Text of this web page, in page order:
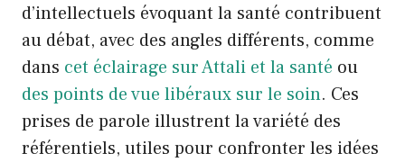
d’intellectuels évoquant la santé contribuent
au débat, avec des angles différents, comme
dans cet éclairage sur Attali et la santé ou
des points de vue libéraux sur le soin. Ces
prises de parole illustrent la variété des
référentiels, utiles pour confronter les idées